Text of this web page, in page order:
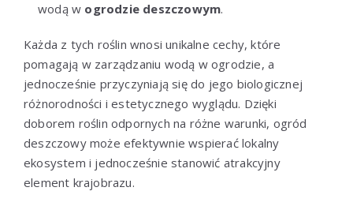
wodą w ogrodzie deszczowym.
Każda z tych roślin wnosi unikalne cechy, które
pomagają w zarządzaniu wodą w ogrodzie, a
jednocześnie przyczyniają się do jego biologicznej
różnorodności i estetycznego wyglądu. Dzięki
doborem roślin odpornych na różne warunki, ogród
deszczowy może efektywnie wspierać lokalny
ekosystem i jednocześnie stanowić atrakcyjny
element krajobrazu.